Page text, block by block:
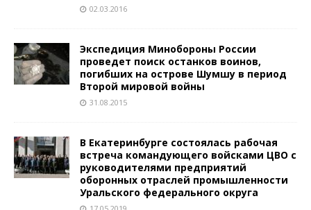
02.03.2016
Экспедиция Минобороны России
проведет поиск останков воинов,
погибших на острове Шумшу в период
Второй мировой войны
31.08.2015
В Екатеринбурге состоялась рабочая
встреча командующего войсками ЦВО с
руководителями предприятий
оборонных отраслей промышленности
Уральского федерального округа